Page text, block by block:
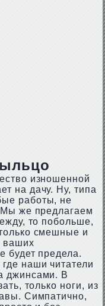
изношенной
на дачу. Ну, типа
работы, не
Мы же предлагаем
то побольше,
смешные и
ваших
будет предела.
наши читатели
джинсами. В
только ноги, из
Симпатично,